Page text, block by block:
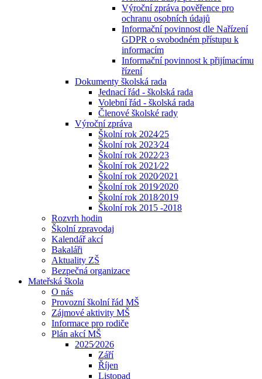
Výroční zpráva pověřence pro
ochranu osobních údajů
Informační povinnost dle Nařízení
GDPR o svobodném přístupu k
informacím
Informační povinnost k přijímacímu
řízení
Dokumenty školská rada
Jednací řád - školská rada
Volební řád - školská rada
Členové školské rady
Výroční zpráva
Školní rok 2024⁄25
Školní rok 2023⁄24
Školní rok 2022⁄23
Školní rok 2021⁄22
Školní rok 2020⁄2021
Školní rok 2019⁄2020
Školní rok 2018⁄2019
Školní rok 2015 -2018
Rozvrh hodin
Školní zpravodaj
Kalendář akcí
Bakaláři
Aktuality ZŠ
Bezpečná organizace
Mateřská škola
O nás
Provozní školní řád MŠ
Zájmové aktivity MŠ
Informace pro rodiče
Plán akcí MŠ
2025⁄2026
Září
Říjen
Listopad